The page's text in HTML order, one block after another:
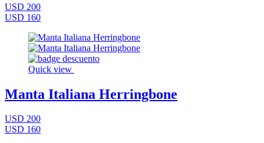
USD 200
USD 160
Quick view
Manta Italiana Herringbone
USD 200
USD 160